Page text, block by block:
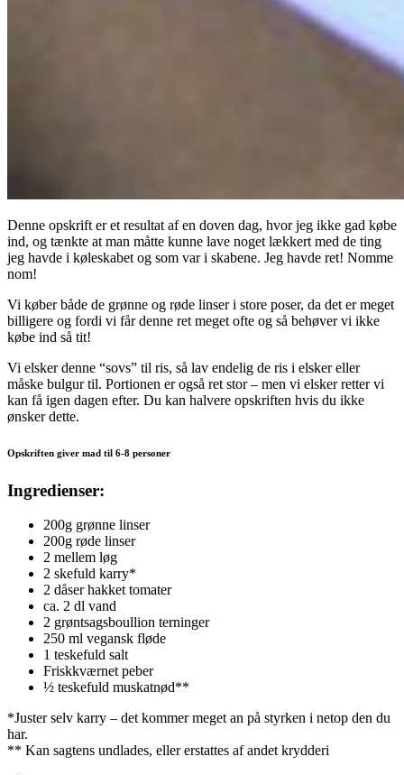
Denne opskrift er et resultat af en doven dag, hvor jeg ikke gad købe
ind, og tænkte at man måtte kunne lave noget lækkert med de ting
jeg havde i køleskabet og som var i skabene. Jeg havde ret! Nomme
nom!
Vi køber både de grønne og røde linser i store poser, da det er meget
billigere og fordi vi får denne ret meget ofte og så behøver vi ikke
købe ind så tit!
Vi elsker denne “sovs” til ris, så lav endelig de ris i elsker eller
måske bulgur til. Portionen er også ret stor – men vi elsker retter vi
kan få igen dagen efter. Du kan halvere opskriften hvis du ikke
ønsker dette.
Opskriften giver mad til 6-8 personer
Ingredienser:
200g grønne linser
200g røde linser
2 mellem løg
2 skefuld karry*
2 dåser hakket tomater
ca. 2 dl vand
2 grøntsagsboullion terninger
250 ml vegansk fløde
1 teskefuld salt
Friskkværnet peber
½ teskefuld muskatnød**
*Juster selv karry – det kommer meget an på styrken i netop den du
har.
** Kan sagtens undlades, eller erstattes af andet krydderi